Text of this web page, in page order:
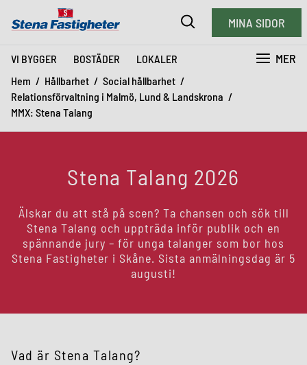
VI BYGGER BOSTÄDER LOKALER MER
MINA SIDOR
Hem Hållbarhet
Social hållbarhet
Relationsförvaltning i Malmö, Lund & Landskrona
MMX: Stena Talang
Stena Talang 2026
Älskar du att stå på scen? Ta chansen och sök till
Stena Talang och uppträda inför publik och en
spännande jury – för unga talanger som bor hos
Stena Fastigheter i Skåne. Sista anmälningsdag är 5
augusti!
Vad är Stena Talang?